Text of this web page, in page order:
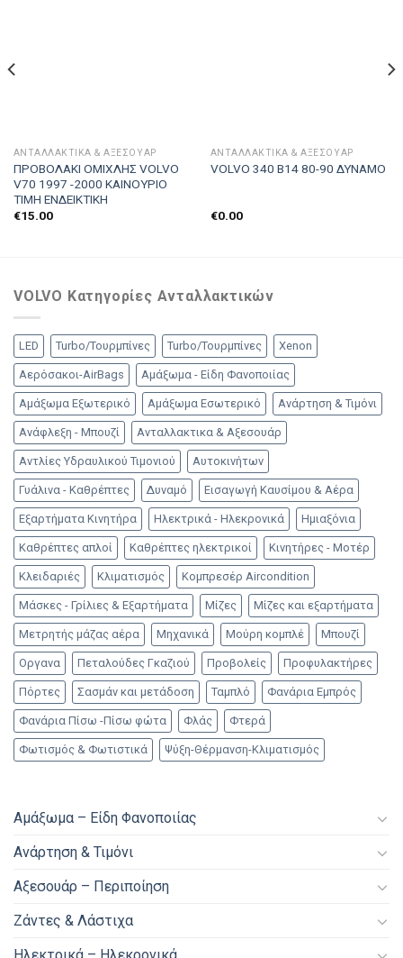
ΑΝΤΑΛΛΑΚΤΙΚΑ & ΑΞΕΣΟΥΆΡ
ΠΡΟΒΟΛΑΚΙ ΟΜΙΧΛΗΣ VOLVO
V70 1997 -2000 ΚΑΙΝΟΥΡΙΟ
ΤΙΜΗ ΕΝΔΕΙΚΤΙΚΗ
€15.00
ΑΝΤΑΛΛΑΚΤΙΚΑ & ΑΞΕΣΟΥΆΡ
VOLVO 340 Β14 80-90 ΔΥΝΑΜΟ
€0.00
VOLVO Κατηγορίες Ανταλλακτικών
LED Turbo/Τουρμπίνες Turbo/Τουρμπίνες Xenon
Αερόσακοι-AirBags Αμάξωμα - Είδη Φανοποιίας
Αμάξωμα Εξωτερικό Αμάξωμα Εσωτερικό Ανάρτηση & Τιμόνι
Ανάφλεξη - Μπουζί Ανταλλακτικα & Αξεσουάρ
Αντλίες Υδραυλικού Τιμονιού Αυτοκινήτων
Γυάλινα - Καθρέπτες Δυναμό Εισαγωγή Καυσίμου & Αέρα
Εξαρτήματα Κινητήρα Ηλεκτρικά - Ηλεκρονικά Ημιαξόνια
Καθρέπτες απλοί Καθρέπτες ηλεκτρικοί Κινητήρες - Μοτέρ
Κλειδαριές Κλιματισμός Κομπρεσέρ Aircondition
Μάσκες - Γρίλιες & Εξαρτήματα Μίζες Μίζες και εξαρτήματα
Μετρητής μάζας αέρα Μηχανικά Μούρη κομπλέ Μπουζί
Οργανα Πεταλούδες Γκαζιού Προβολείς Προφυλακτήρες
Πόρτες Σασμάν και μετάδοση Ταμπλό Φανάρια Εμπρός
Φανάρια Πίσω -Πίσω φώτα Φλάς Φτερά
Φωτισμός & Φωτιστικά Ψύξη-Θέρμανση-Κλιματισμός
Αμάξωμα – Είδη Φανοποιίας
Ανάρτηση & Τιμόνι
Αξεσουάρ – Περιποίηση
Ζάντες & Λάστιχα